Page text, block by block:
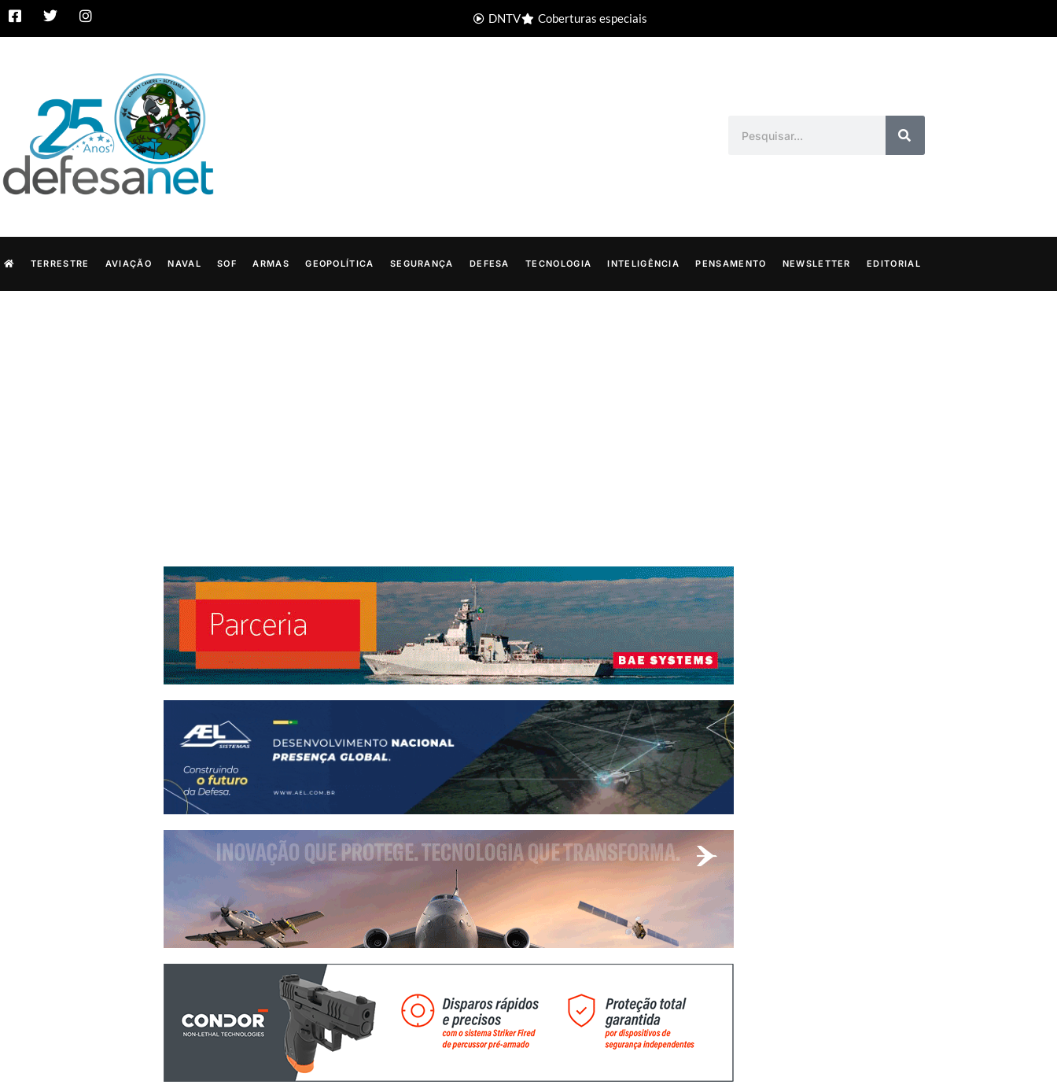
DNTV Coberturas especiais
TERRESTRE AVIAÇÃO NAVAL SOF ARMAS GEOPOLÍTICA SEGURANÇA DEFESA TECNOLOGIA INTELIGÊNCIA PENSAMENTO NEWSLETTER EDITORIAL